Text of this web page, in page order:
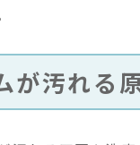
が汚れる